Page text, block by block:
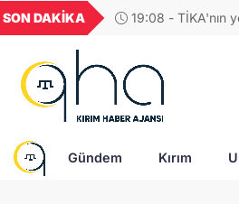
SON DAKİKA
19:08 - TİKA'nın
GEL
18,2677
TND
16,3788
Gündem Kırım